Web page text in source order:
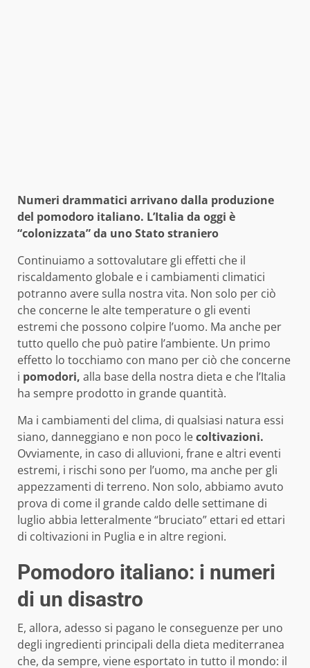
Numeri drammatici arrivano dalla produzione
del pomodoro italiano. L’Italia da oggi è
“colonizzata” da uno Stato straniero
Continuiamo a sottovalutare gli effetti che il
riscaldamento globale e i cambiamenti climatici
potranno avere sulla nostra vita. Non solo per ciò
che concerne le alte temperature o gli eventi
estremi che possono colpire l’uomo. Ma anche per
tutto quello che può patire l’ambiente. Un primo
effetto lo tocchiamo con mano per ciò che concerne
i pomodori, alla base della nostra dieta e che l’Italia
ha sempre prodotto in grande quantità.
Ma i cambiamenti del clima, di qualsiasi natura essi
siano, danneggiano e non poco lecoltivazioni.
Ovviamente, in caso di alluvioni, frane e altri eventi
estremi, i rischi sono per l’uomo, ma anche per gli
appezzamenti di terreno. Non solo, abbiamo avuto
prova di come il grande caldo delle settimane di
luglio abbia letteralmente “bruciato” ettari ed ettari
di coltivazioni in Puglia e in altre regioni.
Pomodoro italiano: i numeri
di un disastro
E, allora, adesso si pagano le conseguenze per uno
degli ingredienti principali della dieta mediterranea
che, da sempre, viene esportato in tutto il mondo: il